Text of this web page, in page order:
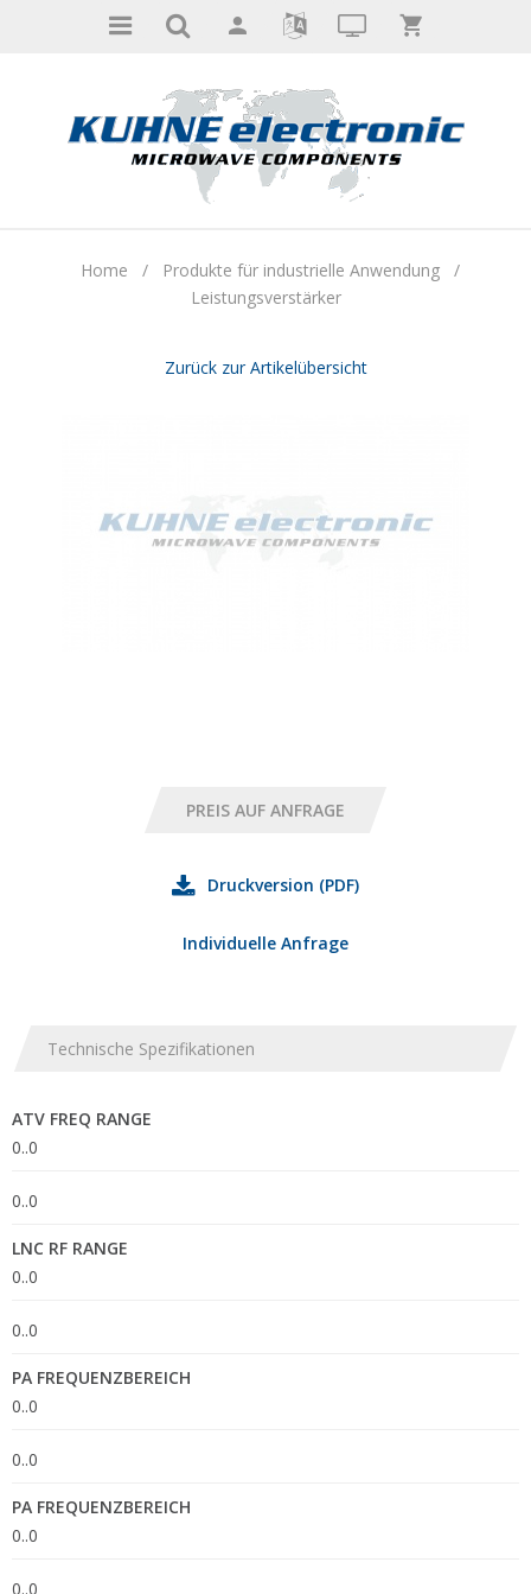
Home / Produkte für industrielle Anwendung
/
Leistungsverstärker
Zurück zur Artikelübersicht
Druckversion (PDF)
Individuelle Anfrage
Technische Spezifikationen
ATV FREQ RANGE
0..0
0..0
LNC RF RANGE
0..0
0..0
PA FREQUENZBEREICH
0..0
0..0
PA FREQUENZBEREICH
0..0
0..0